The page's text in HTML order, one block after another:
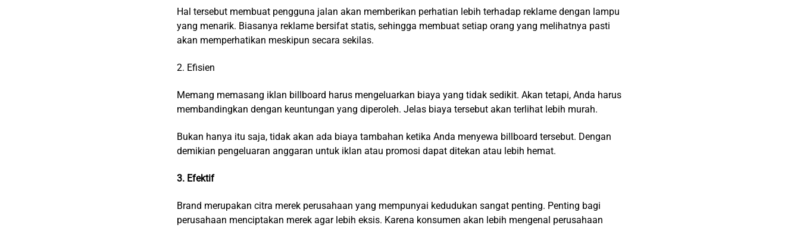
Hal tersebut membuat pengguna jalan akan memberikan perhatian lebih terhadap reklame dengan lampu
yang menarik. Biasanya reklame bersifat statis, sehingga membuat setiap orang yang melihatnya pasti
akan memperhatikan meskipun secara sekilas.
2. Efisien
Memang memasang iklan billboard harus mengeluarkan biaya yang tidak sedikit. Akan tetapi, Anda harus
membandingkan dengan keuntungan yang diperoleh. Jelas biaya tersebut akan terlihat lebih murah.
Bukan hanya itu saja, tidak akan ada biaya tambahan ketika Anda menyewa billboard tersebut. Dengan
demikian pengeluaran anggaran untuk iklan atau promosi dapat ditekan atau lebih hemat.
3. Efektif
Brand merupakan citra merek perusahaan yang mempunyai kedudukan sangat penting. Penting bagi
perusahaan menciptakan merek agar lebih eksis. Karena konsumen akan lebih mengenal perusahaan